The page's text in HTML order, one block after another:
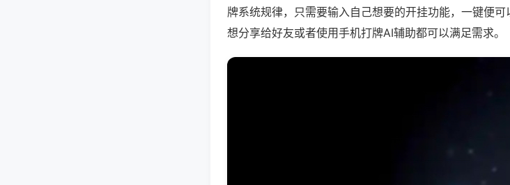
牌系统规律，只需要输入自己想要的开挂功能，一键便
想分享给好友或者使用手机打牌AI辅助都可以满足需求。